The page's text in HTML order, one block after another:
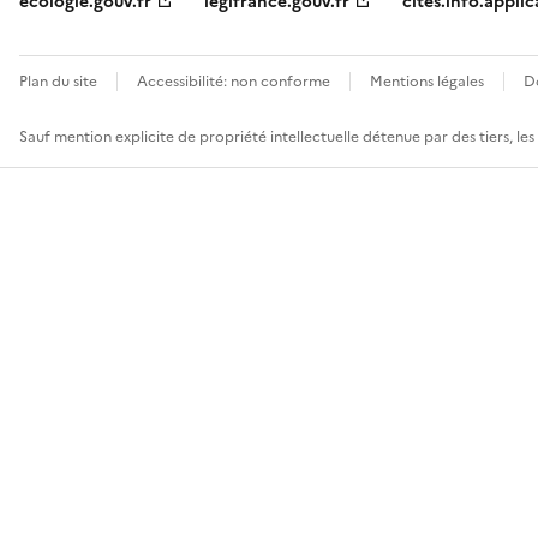
Plan du site Accessibilité: non conforme Mentions légales
Sauf mention explicite de propriété intellectuelle détenue par des tiers,